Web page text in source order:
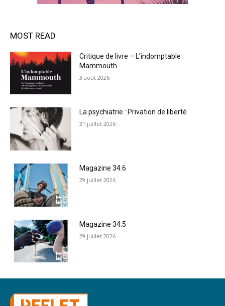
MOST READ
Critique de livre – L’indomptable
Mammouth
3 août 2026
La psychiatrie : Privation de liberté
31 juillet 2026
Magazine 34.6
29 juillet 2026
Magazine 34.5
29 juillet 2026